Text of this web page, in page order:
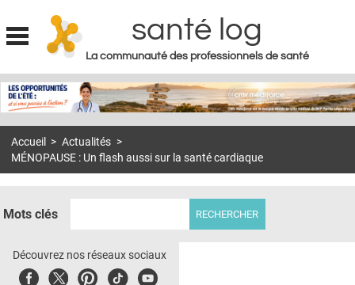
Jump to navigation
santé log
La communauté des professionnels de santé
MON COMPTE
S'ABONNER À LA REVUE SOIN À DOMICILE
DOSSIERS
E-REVUE SAD
Accueil > Actualités >
MÉNOPAUSE : Un flash aussi sur la santé cardiaque
Mots clés
Découvrez nos réseaux sociaux
FacebookTwitterPinterest
TiktokYoubute